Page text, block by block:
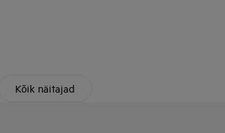
Kõik näitajad